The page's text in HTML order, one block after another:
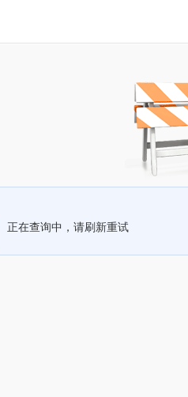
正在查询中，请刷新重试